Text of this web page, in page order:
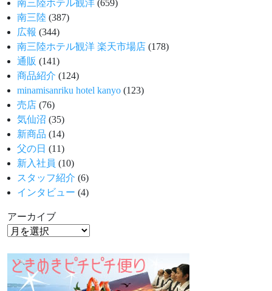
南三陸ホテル観洋 (659)
南三陸 (387)
広報 (344)
南三陸ホテル観洋 楽天市場店 (178)
通販 (141)
商品紹介 (124)
minamisanriku hotel kanyo (123)
売店 (76)
気仙沼 (35)
新商品 (14)
父の日 (11)
新入社員 (10)
スタッフ紹介 (6)
インタビュー (4)
アーカイブ